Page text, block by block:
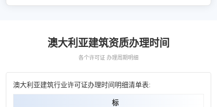
澳大利亚建筑资质办理时间
各个许可证 办理周期明细
澳大利亚建筑行业许可证办理时间明细清单表:
标